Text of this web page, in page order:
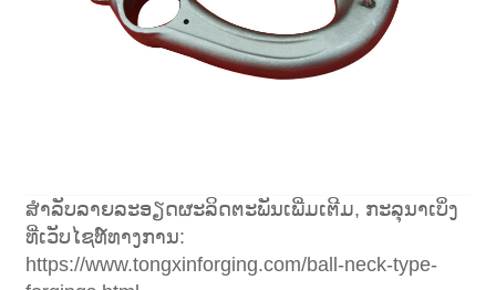
ສໍາລັບລາຍລະອຽດຜະລິດຕະພັນເພີ່ມເຕີມ, ກະລຸນາເບິ່ງ
ທີ່ເວັບໄຊທ໌ທາງການ:
https://www.tongxinforging.com/ball-neck-type-